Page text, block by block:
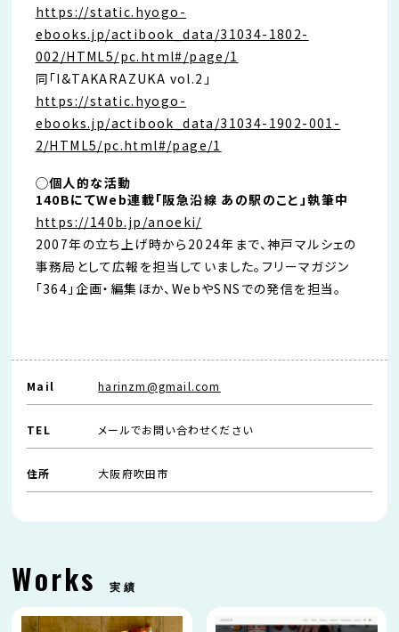
https://static.hyogo-
ebooks.jp/actibook_data/31034-1802-
002/HTML5/pc.html#/page/1
同「I&TAKARAZUKA vol.2」
https://static.hyogo-
ebooks.jp/actibook_data/31034-1902-001-
2/HTML5/pc.html#/page/1
◯個人的な活動
140BにてWeb連載「阪急沿線 あの駅のこと」執筆中
https://140b.jp/anoeki/
2007年の立ち上げ時から2024年まで、神戸マルシェの
事務局として広報を担当していました。フリーマガジン
「364」企画・編集ほか、WebやSNSでの発信を担当。
Mail harinzm@gmail.com
TEL メールでお問い合わせください
住所 大阪府吹田市
Works 実績